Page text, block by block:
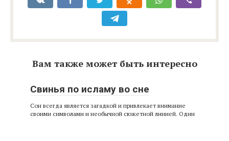
Вам также может быть интересно
Свинья по исламу во сне
Сон всегда является загадкой и привлекает внимание
своими символами и необычной сюжетной линией. Один